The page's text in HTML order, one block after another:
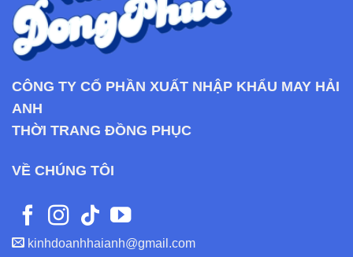
CÔNG TY CỔ PHẦN XUẤT NHẬP KHẨU MAY HẢI
ANH
THỜI TRANG ĐỒNG PHỤC
VỀ CHÚNG TÔI
kinhdoanhhaianh@gmail.com